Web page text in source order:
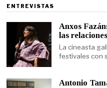
ENTREVISTAS
Anxos
las
La cineasta
festivales con
Antonio